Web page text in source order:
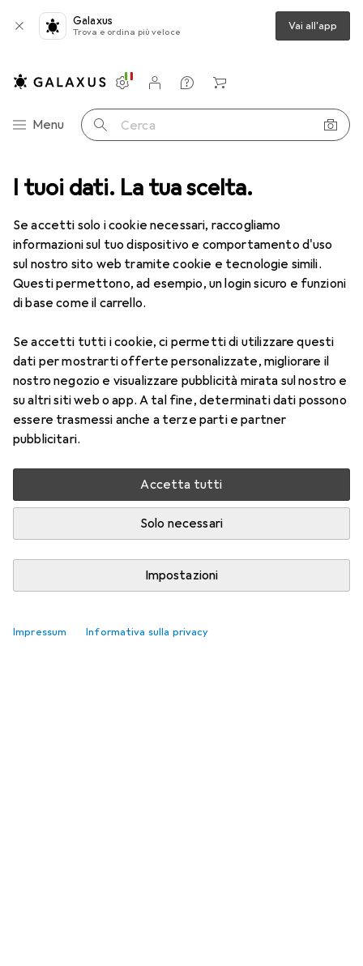
I tuoi dati. La tua scelta.
Se accetti solo i cookie necessari, raccogliamo
informazioni sul tuo dispositivo e comportamento d'uso
sul nostro sito web tramite cookie e tecnologie simili.
Questi permettono, ad esempio, un login sicuro e funzioni
di base come il carrello.
Se accetti tutti i cookie, ci permetti di utilizzare questi
dati per mostrarti offerte personalizzate, migliorare il
nostro negozio e visualizzare pubblicità mirata sul nostro e
su altri siti web o app. A tal fine, determinati dati possono
essere trasmessi anche a terze parti e partner
pubblicitari.
Accetta tutti
Solo necessari
Impostazioni
Impressum Informativa sulla privacy
Galaxus
Trova e ordina più veloce Vai all'app
Categoria Navigazione
Menu Cerca
Impostazioni
Conto cliente
Liste di confronto
Liste dei desideri
Carrello
d'aria Tubo per bici Continental Tour Slim
EUR
9,69 da 4 Pezzi
Continental Tour Slim
Presta (SV), 28", 42 mm
Accessori per Continental Tour
Slim
Qui trovi accessori adatti per il prodotto Continental Tour
Rilevanza
Elenco dei prodotti